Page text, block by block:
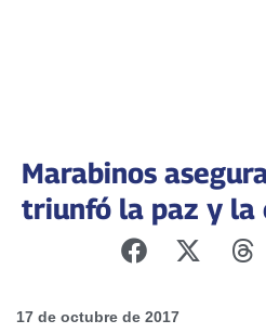
Marabinos
triunfó la paz y la
17 de octubre de 2017